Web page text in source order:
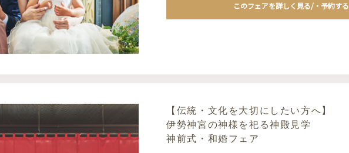
このフェアを詳しく見る/・予約する
【伝統・文化を大切にしたい方へ】
伊勢神宮の神様を祀る神殿見学
神前式・和婚フェア